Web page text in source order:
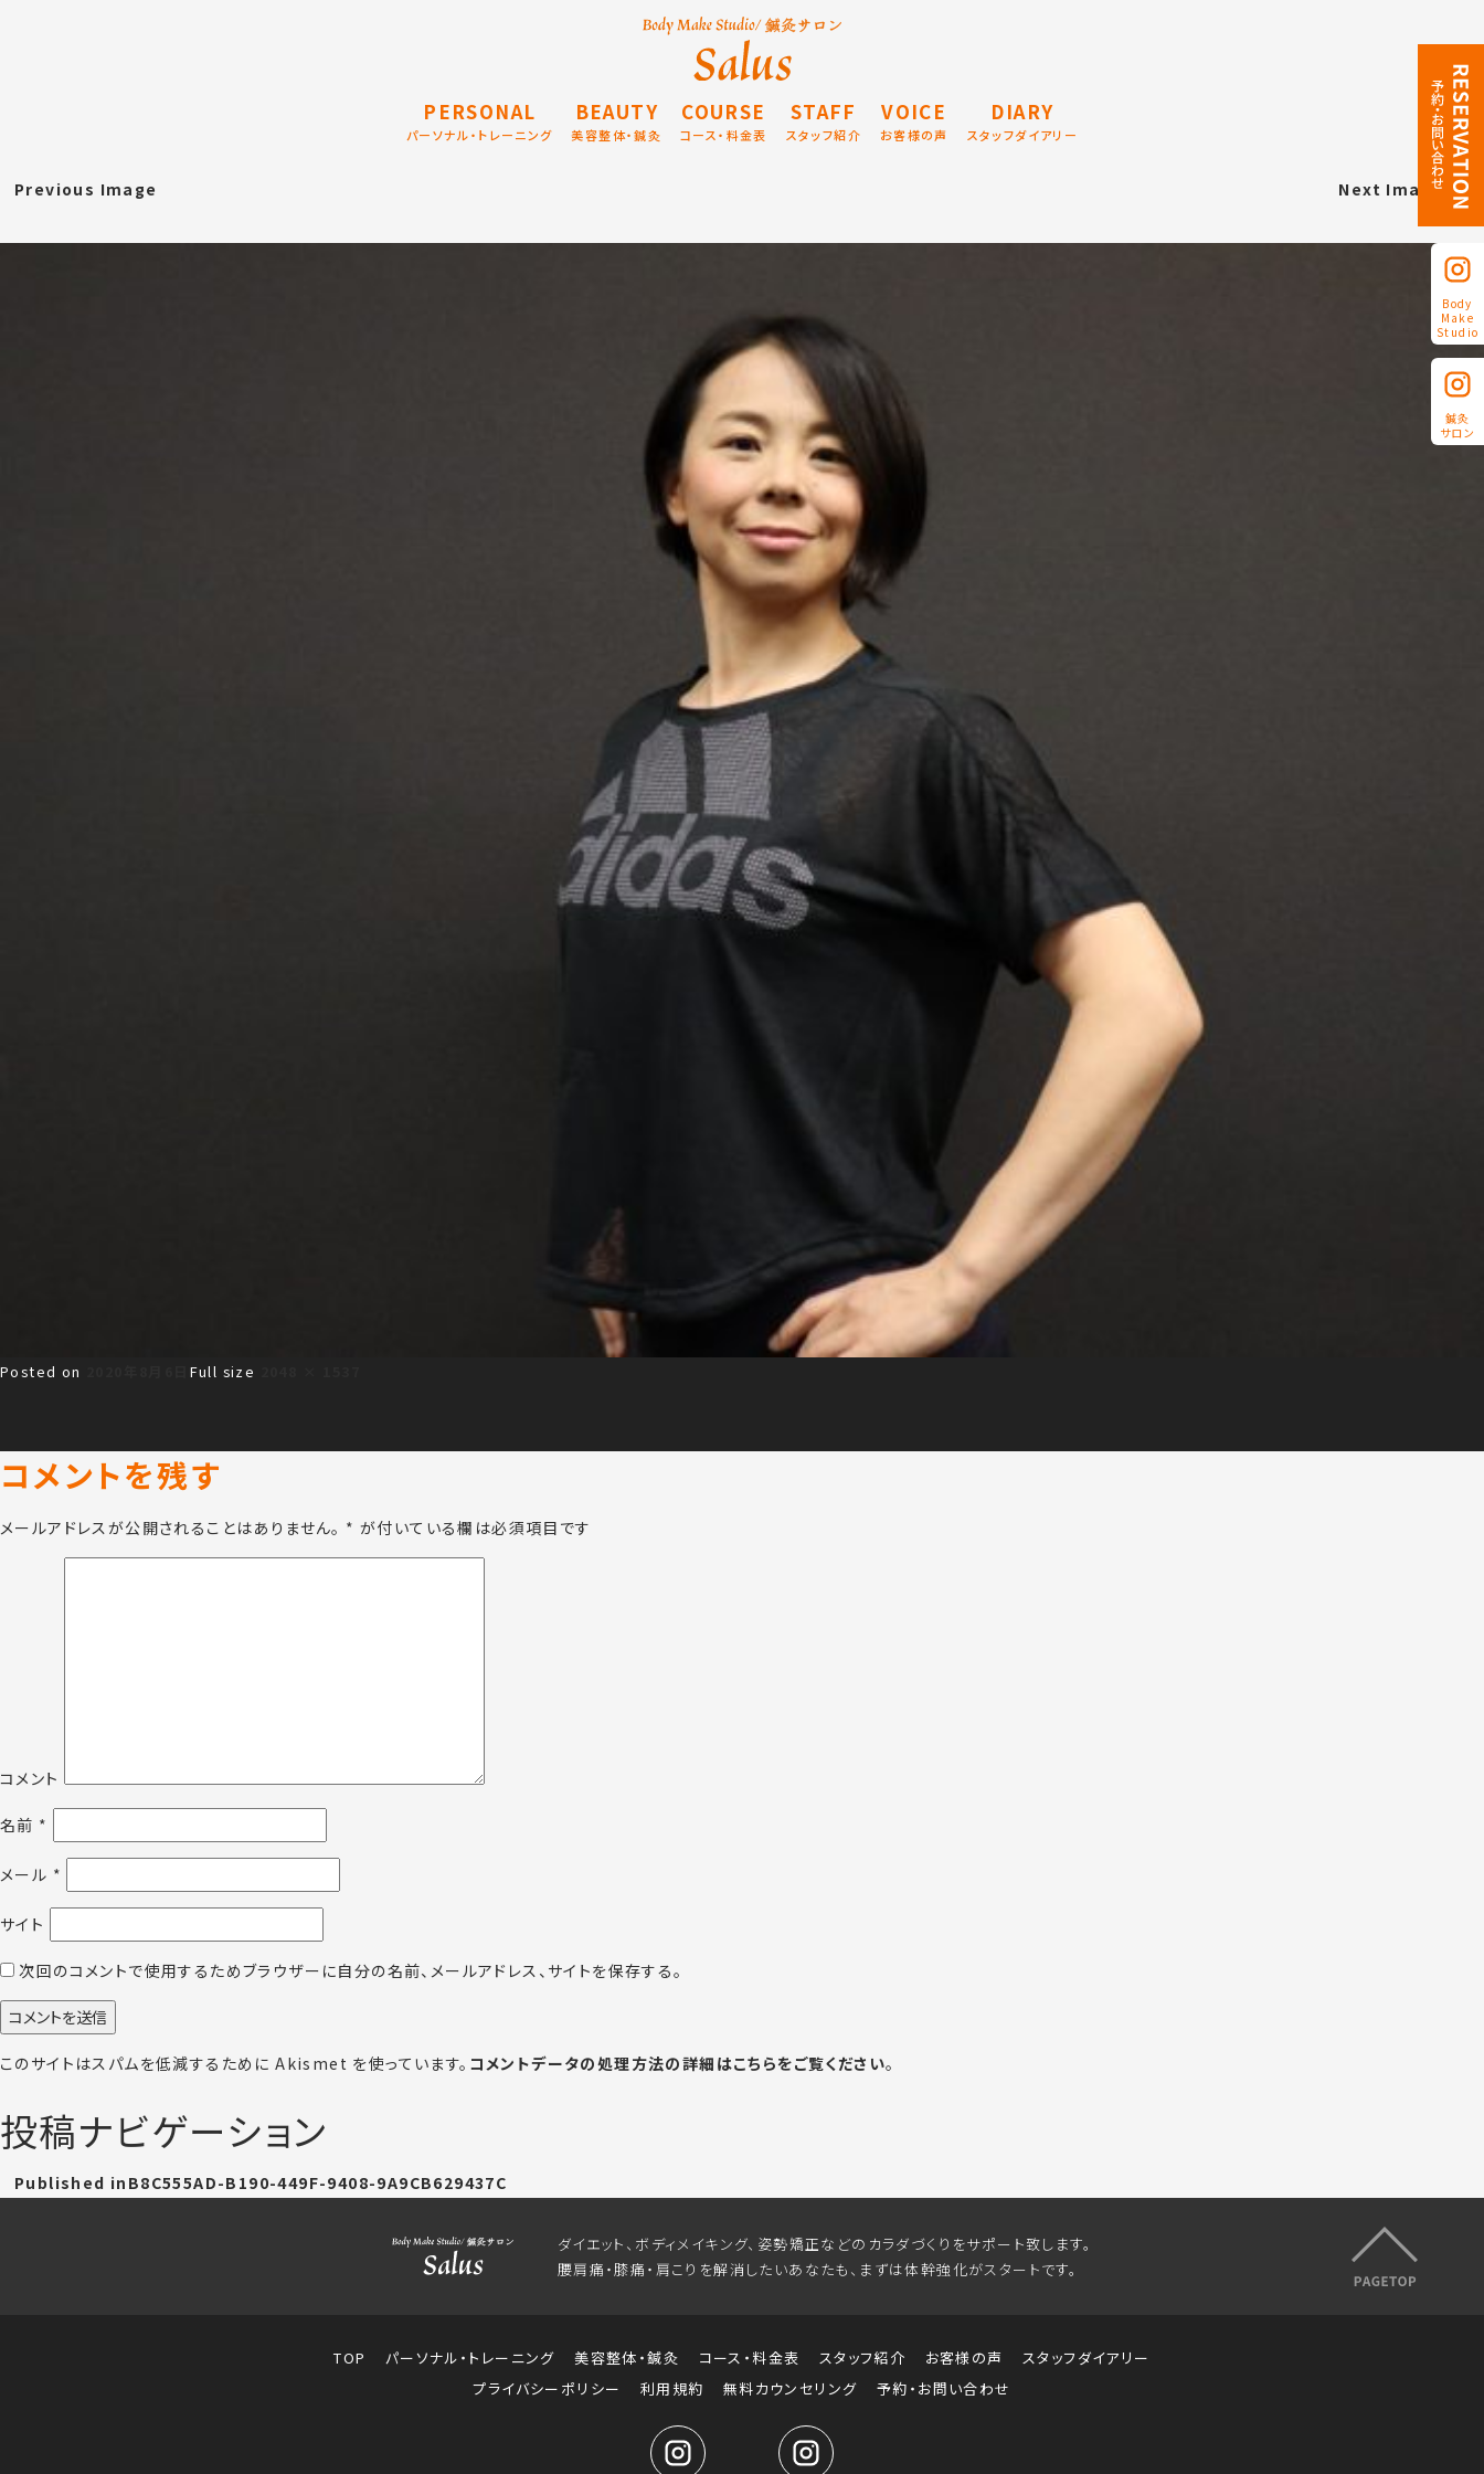
PERSONAL
パーソナル・トレーニング
BEAUTY
美容整体・鍼灸
COURSE
コース・料金表
STAFF
スタッフ紹介
VOICE
お客様の声
DIARY
スタッフダイアリー
Body
Make
Studio
鍼灸
サロン
Previous Image Next Image
Posted on Full size
コメントを残す
メールアドレスが公開されることはありません。 * が付いている欄は必須項目です
コメント
名前 *
メール *
サイト
次回のコメントで使用するためブラウザーに自分の名前、メールアドレス、サイトを保存する。
このサイトはスパムを低減するために Akismet を使っています。 コメントデータの処理方法の詳細はこちらをご覧ください。
投稿ナビゲーション
Published in B8C555AD-B190-449F-9408-9A9CB629437C
ダイエット、ボディメイキング、姿勢矯正などのカラダづくりをサポート致します。
腰肩痛・膝痛・肩こりを解消したいあなたも、まずは体幹強化がスタートです。
TOP パーソナル・トレーニング 美容整体・鍼灸 コース・料金表 スタッフ紹介 お客様の声
スタッフダイアリー
プライバシーポリシー
利用規約 無料カウンセリング 予約・お問い合わせ